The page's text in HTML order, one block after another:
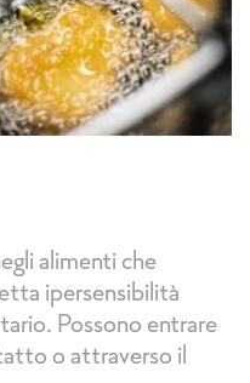
alimenti che
ipersensibilità
Possono entrare
o attraverso il